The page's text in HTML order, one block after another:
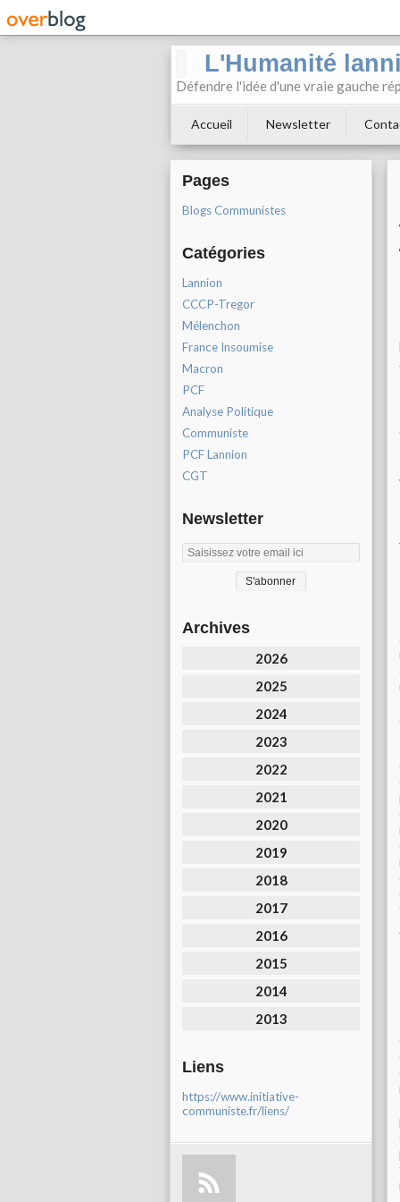
L'Humanité
Défendre l'idée d'une vraie gauche
Accueil Newsletter
Pages
Blogs Communistes
Catégories
Lannion
CCCP-Tregor
Mélenchon
France Insoumise
Macron
PCF
Analyse Politique
Communiste
PCF Lannion
CGT
Newsletter
Archives
2026
2025
2024
2023
2022
2021
2020
2019
2018
2017
2016
2015
2014
2013
Liens
https://www.initiative-
communiste.fr/liens/